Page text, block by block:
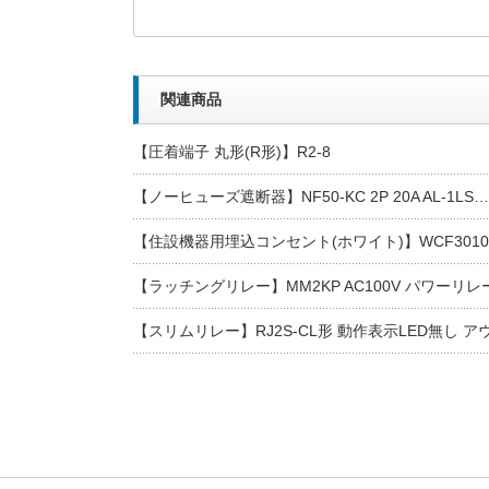
関連商品
【圧着端子 丸形(R形)】R2-8
【ノーヒューズ遮断器】NF50-KC 2P 20A AL-1LS…
【住設機器用埋込コンセント(ホワイト)】
【ラッチングリレー】MM2KP AC100V パワーリ
【スリムリレー】RJ2S-CL形 動作表示LED無し ア